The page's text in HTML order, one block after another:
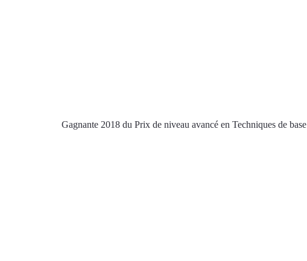
Gagnante 2018 du Prix de niveau avancé en Techniques de base